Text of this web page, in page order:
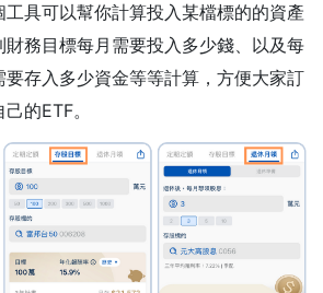
工具可以幫你計算投入某檔標的的資產
務目標每月需要投入多少錢、以及每
要存入多少資金等等計算，方便大家訂
的ETF。